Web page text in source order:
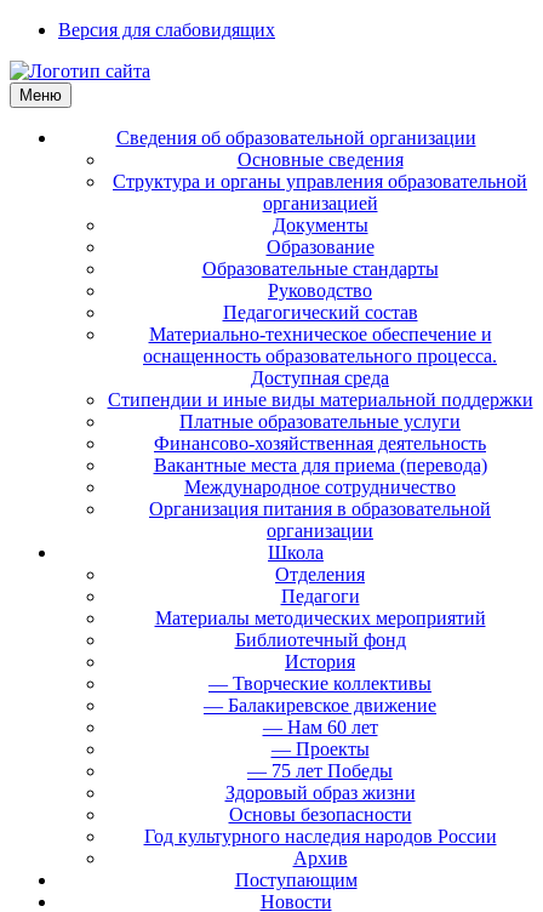
Версия для слабовидящих
Меню
Сведения об образовательной организации
Основные сведения
Структура и органы управления образовательной
организацией
Документы
Образование
Образовательные стандарты
Руководство
Педагогический состав
Материально-техническое обеспечение и
оснащенность образовательного процесса.
Доступная среда
Стипендии и иные виды материальной поддержки
Платные образовательные услуги
Финансово-хозяйственная деятельность
Вакантные места для приема (перевода)
Международное сотрудничество
Организация питания в образовательной
организации
Школа
Отделения
Педагоги
Материалы методических мероприятий
Библиотечный фонд
История
— Творческие коллективы
— Балакиревское движение
— Нам 60 лет
— Проекты
— 75 лет Победы
Здоровый образ жизни
Основы безопасности
Год культурного наследия народов России
Архив
Поступающим
Новости